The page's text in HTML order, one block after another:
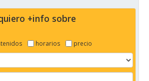
+info sobre
horarios precio